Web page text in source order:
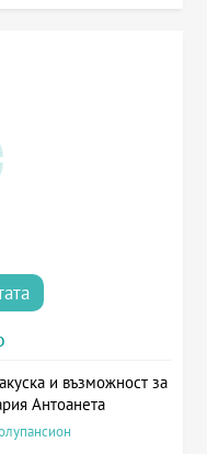
и възможност за
Антоанета